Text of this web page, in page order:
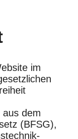
im
aus dem
(BFSG),